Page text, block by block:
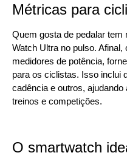
Métricas para
Quem gosta de pedalar tem
Watch Ultra no pulso.
medidores de potência,
para os ciclistas. Isso inclui
cadência e outros,
treinos e competições.
O smartwatch